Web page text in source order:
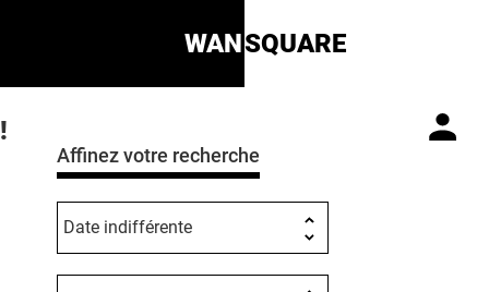
WANSQUARE
!
Affinez votre recherche